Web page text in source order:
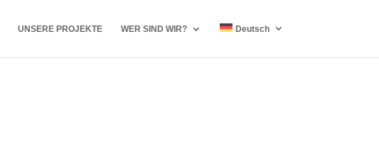
UNSERE PROJEKTE WER SIND WIR? Deutsch